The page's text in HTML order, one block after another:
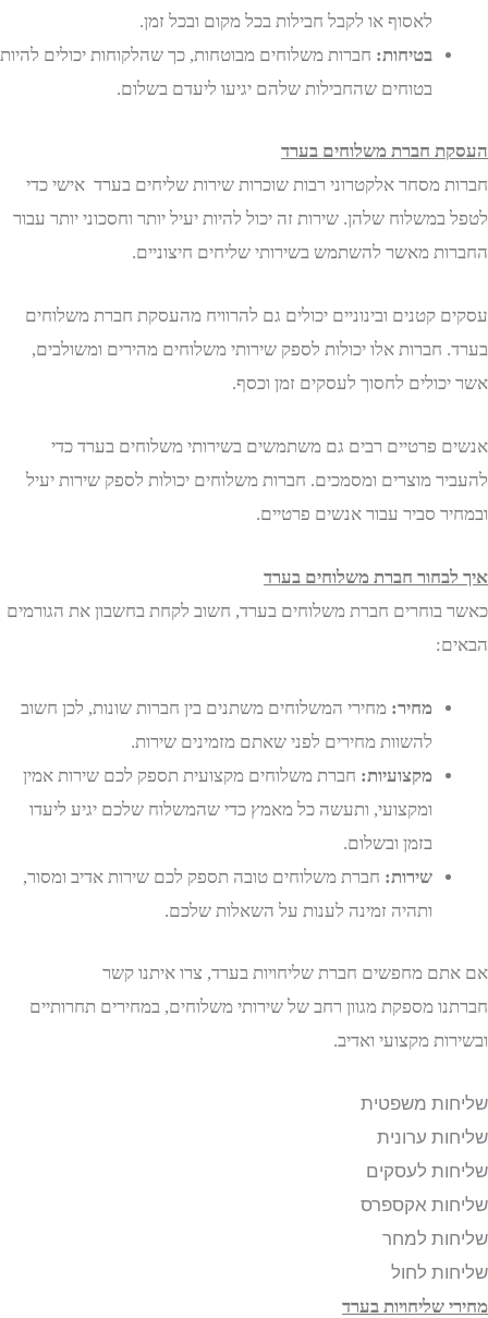
לאסוף או לקבל חבילות בכל מקום ובכל זמן.
בטיחות:חברות משלוחים מבוטחות, כך שהלקוחות יכולים להיות
בטוחים שהחבילות שלהם יגיעו ליעדם בשלום.
חברת משלוחים בערד
מסחר אלקטרוני רבות שוכרות שירות שליחים בערד אישי כדי
שלהן. שירות זה יכול להיות יעיל יותר וחסכוני יותר עבור
מאשר להשתמש בשירותי שליחים חיצוניים.
קטנים ובינוניים יכולים גם להרוויח מהעסקת חברת משלוחים
חברות אלו יכולות לספק שירותי משלוחים מהירים ומשולבים,
לחסוך לעסקים זמן וכסף.
פרטיים רבים גם משתמשים בשירותי משלוחים בערד כדי
מוצרים ומסמכים. חברות משלוחים יכולות לספק שירות יעיל
סביר עבור אנשים פרטיים.
חברת משלוחים בערד
חברת משלוחים בערד, חשוב לקחת בחשבון את הגורמים
מחיר:מחירי המשלוחים משתנים בין חברות שונות, לכן חשוב
להשוות מחירים לפני שאתם מזמינים שירות.
מקצועיות:חברת משלוחים מקצועית תספק לכם שירות אמין
ומקצועי, ותעשה כל מאמץ כדי שהמשלוח שלכם יגיע ליעדו
בזמן ובשלום.
שירות:חברת משלוחים טובה תספק לכם שירות אדיב ומסור,
ותהיה זמינה לענות על השאלות שלכם.
מחפשים חברת שליחויות בערד, צרו איתנו קשר
מספקת מגוון רחב של שירותי משלוחים, במחירים תחרותיים
מקצועי ואדיב.
משפטית
ערונית
לעסקים
אקספרס
למחר
לחול
שליחויות בערד